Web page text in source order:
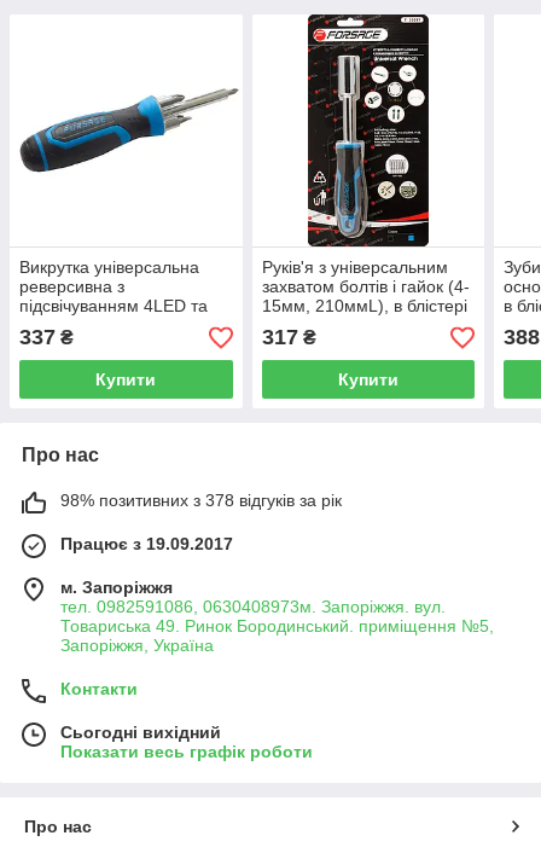
Викрутка універсальна
реверсивна з
підсвічуванням 4LED та
комплектом біт, L-250мм
(PH1, PH2, PZ2, SL5, SL6),
у блістері Forsage
337 ₴
Купити
Руків'я з універсальним
захватом болтів і гайок (4-
15мм, 210ммL), в блістері
Forsage F-30381
317₴
Купити
в
388
Про нас
98% позитивних з 378 відгуків за рік
Працює з 19.09.2017
м. Запоріжжя
тел. 0982591086, 0630408973м. Запоріжжя. вул.
Товариська 49. Ринок Бородинський. приміщення №5,
Запоріжжя, Україна
Контакти
Сьогодні вихідний
Показати весь графік роботи
Про нас